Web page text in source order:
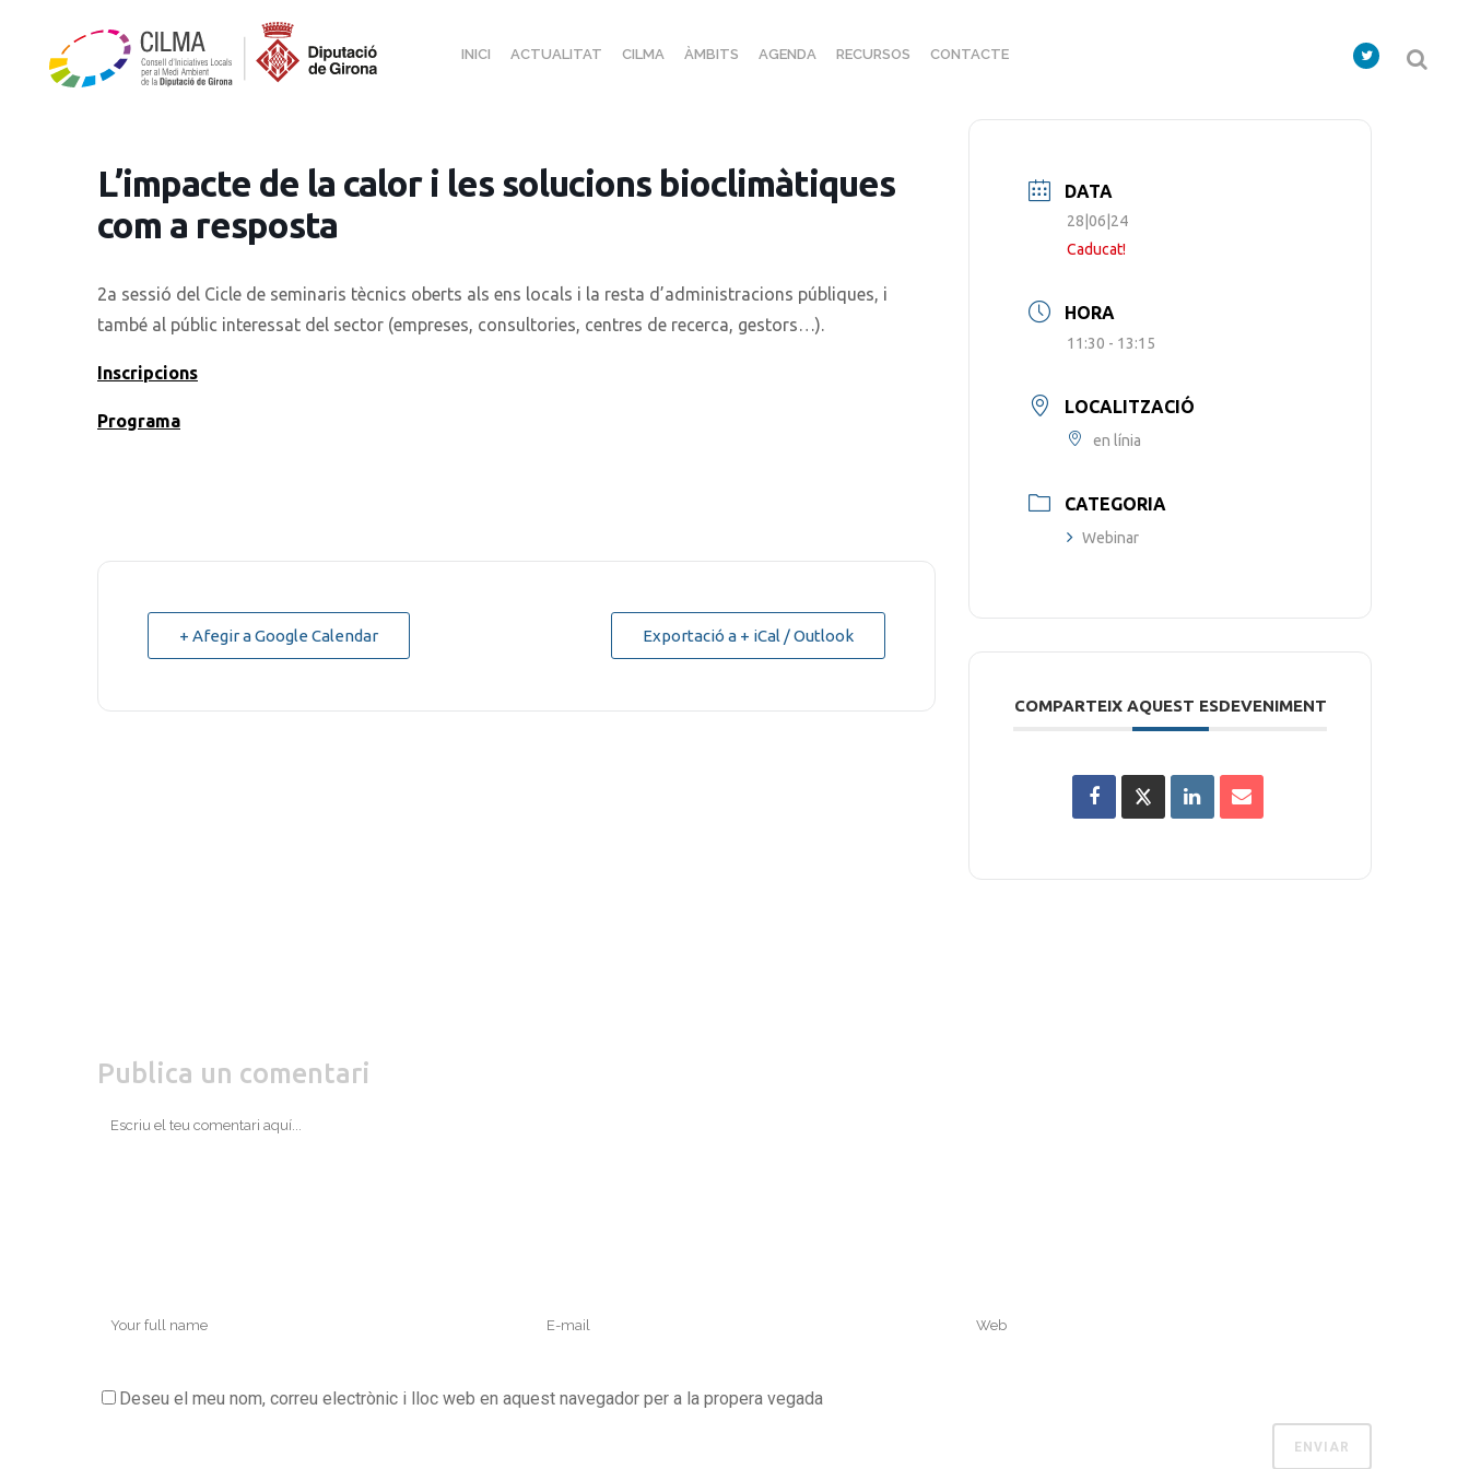
INICI ACTUALITAT CILMA ÀMBITS AGENDA RECURSOS CONTACTE
L’impacte de la calor i les solucions bioclimàtiques
com a resposta
2a sessió del Cicle de seminaris tècnics oberts als ens locals i la resta d’administracions públiques, i
també al públic interessat del sector (empreses, consultories, centres de recerca, gestors…).
Inscripcions
Programa
+ Afegir a Google Calendar Exportació a + iCal / Outlook
DATA
28|06|24
Caducat!
HORA
11:30 - 13:15
LOCALITZACIÓ
en línia
CATEGORIA
Webinar
COMPARTEIX AQUEST ESDEVENIMENT
Publica un comentari
Deseu el meu nom, correu electrònic i lloc web en aquest navegador per a la propera vegada